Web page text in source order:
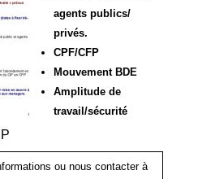
agents publics/
privés.
CPF/CFP
Mouvement BDE
Amplitude de
travail/sécurité
ou nous contacter à